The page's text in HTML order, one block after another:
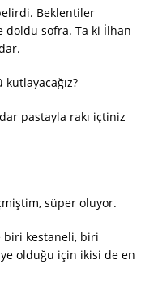
Beklentiler
doldu sofra. Ta ki İlhan
pastayla rakı içtiniz
süper oluyor.
biri kestaneli, biri
olduğu için ikisi de en